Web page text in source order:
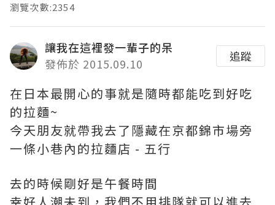
瀏覽次數:2354
讓我在這裡發一輩子的呆
發佈於 2015.09.10
追蹤
在日本最開心的事就是隨時都能吃到好吃
的拉麵~
今天朋友就帶我去了隱藏在京都錦市場旁
一條小巷內的拉麵店 - 五行
去的時候剛好是午餐時間